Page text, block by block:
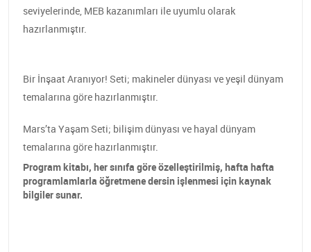
seviyelerinde, MEB kazanımları ile uyumlu olarak
hazırlanmıştır.
Bir İnşaat Aranıyor! Seti; makineler dünyası ve yeşil dünyam
temalarına göre hazırlanmıştır.
Mars’ta Yaşam Seti; bilişim dünyası ve hayal dünyam
temalarına göre hazırlanmıştır.
Program kitabı, her sınıfa göre özelleştirilmiş, hafta hafta
programlamlarla öğretmene dersin işlenmesi için kaynak
bilgiler sunar.